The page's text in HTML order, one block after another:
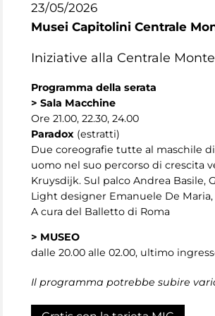
23/05/2026
Musei Capitolini Centrale
Iniziative alla Centrale
Programma della serata
> Sala Macchine
Ore 21.00, 22.30, 24.00
Paradox (estratti)
Due coreografie tutte al maschile
uomo nel suo percorso di crescita
Kruysdijk. Sul palco Andrea
Light designer Emanuele De
A cura del Balletto di Roma
> MUSEO
dalle 20.00 alle 02.00, ultimo
Il programma potrebbe subire